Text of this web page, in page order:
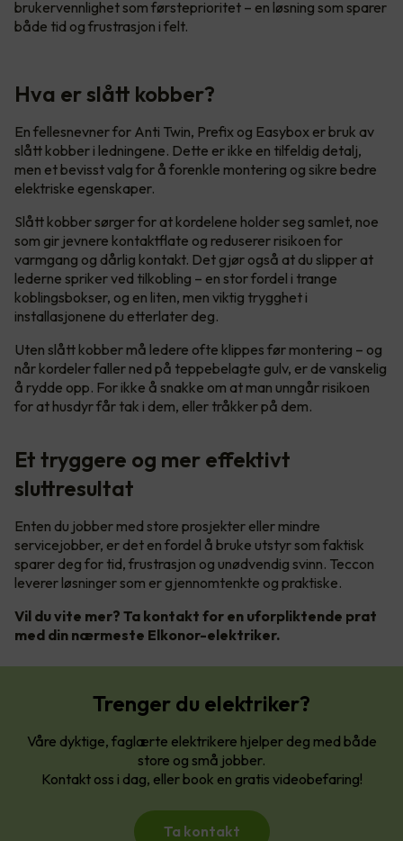
brukervennlighet som førsteprioritet – en løsning som sparer
både tid og frustrasjon i felt.
Hva er slått kobber?
En fellesnevner for Anti Twin, Prefix og Easybox er bruk av
slått kobber i ledningene. Dette er ikke en tilfeldig detalj,
men et bevisst valg for å forenkle montering og sikre bedre
elektriske egenskaper.
Slått kobber sørger for at kordelene holder seg samlet, noe
som gir jevnere kontaktflate og reduserer risikoen for
varmgang og dårlig kontakt. Det gjør også at du slipper at
lederne spriker ved tilkobling – en stor fordel i trange
koblingsbokser, og en liten, men viktig trygghet i
installasjonene du etterlater deg.
Uten slått kobber må ledere ofte klippes før montering – og
når kordeler faller ned på teppebelagte gulv, er de vanskelig
å rydde opp. For ikke å snakke om at man unngår risikoen
for at husdyr får tak i dem, eller tråkker på dem.
Et tryggere og mer effektivt
sluttresultat
Enten du jobber med store prosjekter eller mindre
servicejobber, er det en fordel å bruke utstyr som faktisk
sparer deg for tid, frustrasjon og unødvendig svinn. Teccon
leverer løsninger som er gjennomtenkte og praktiske.
Vil du vite mer? Ta kontakt for en uforpliktende prat
med din nærmeste Elkonor-elektriker.
Trenger du elektriker?
Våre dyktige, faglærte elektrikere hjelper deg med både
store og små jobber.
Kontakt oss i dag, eller book en gratis videobefaring!
Ta kontakt